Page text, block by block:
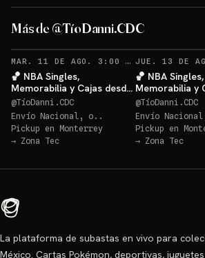
Más de @TíoDanni.CDC
MAR. 11 DE AGO. 3:00 AM · 62
🏀 NBA Singles,
Memorabilia y Cajas desde
$20 🔥
@TíoDanni.CDC
Envío Nacional, o..
Pickup en Monterrey
→ Zona Tec
🏀 NBA Singles,
Memorabilia y
$20 🔥
@TíoDanni.CDC
Envío
Pickup en
→ Zona Tec
La plataforma de subastas en vivo para
México. Cartas Pokémon, deportivas,